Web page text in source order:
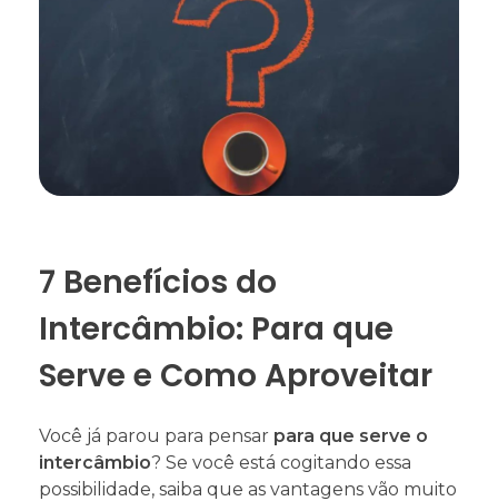
7 Benefícios do
Intercâmbio: Para que
Serve e Como Aproveitar
Você já parou para pensar para que serve o
intercâmbio? Se você está cogitando essa
possibilidade, saiba que as vantagens vão muito